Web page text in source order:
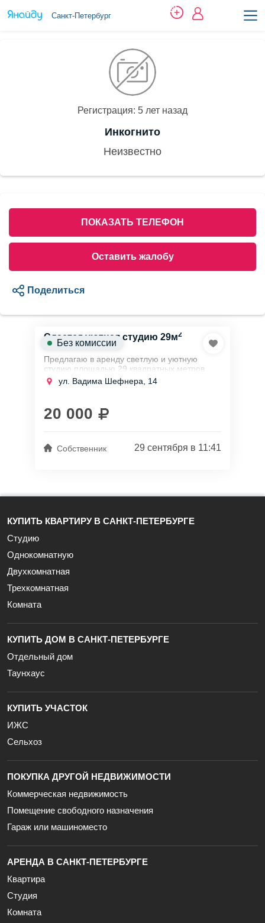
Санкт-Петербург
Регистрация: 5 лет назад
Инкогнито
Неизвестно
ПОКАЗАТЬ ТЕЛЕФОН
Оставить жалобу
Поделиться
Сдается уютная студию 29м2
Предлагаю в аренду светлую и уютную
студию площадью 29 квадратных метров.
Она находится на 13 этаже 22-этажного
современного кирпично-монолитного здания
ул. Вадима Шефнера, 14
20 000
Собственник 29 сентября в 11:41
Без комиссии
КУПИТЬ КВАРТИРУ В САНКТ-ПЕТЕРБУРГЕ
Студию
Однокомнатную
Двухкомнатная
Трехкомнатная
Комната
КУПИТЬ ДОМ В САНКТ-ПЕТЕРБУРГЕ
Отдельный дом
Таунхаус
КУПИТЬ УЧАСТОК
ИЖС
Сельхоз
ПОКУПКА ДРУГОЙ НЕДВИЖИМОСТИ
Коммерческая недвижимость
Помещение свободного назначения
Гараж или машиноместо
АРЕНДА В САНКТ-ПЕТЕРБУРГЕ
Квартира
Студия
Комната